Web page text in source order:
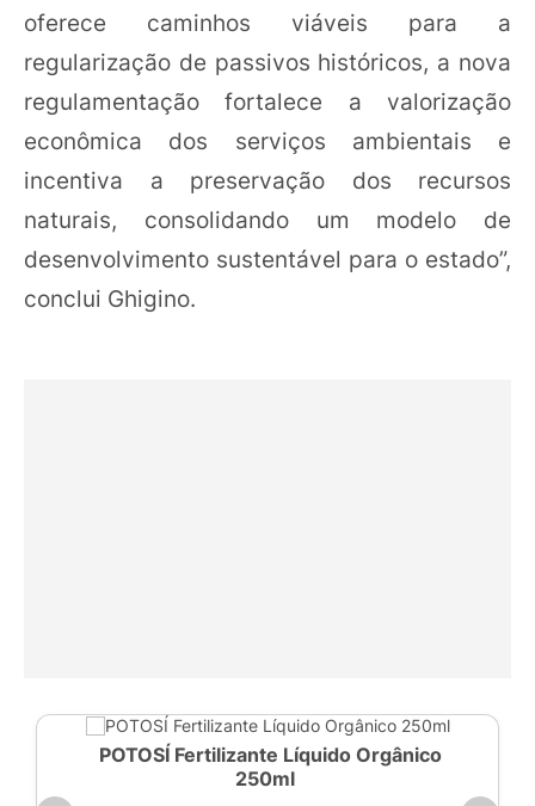
oferece caminhos viáveis para a
regularização de passivos históricos, a nova
regulamentação fortalece a valorização
econômica dos serviços ambientais e
incentiva a preservação dos recursos
naturais, consolidando um modelo de
desenvolvimento sustentável para o estado”,
conclui Ghigino.
POTOSÍ Fertilizante Líquido Orgânico
250ml